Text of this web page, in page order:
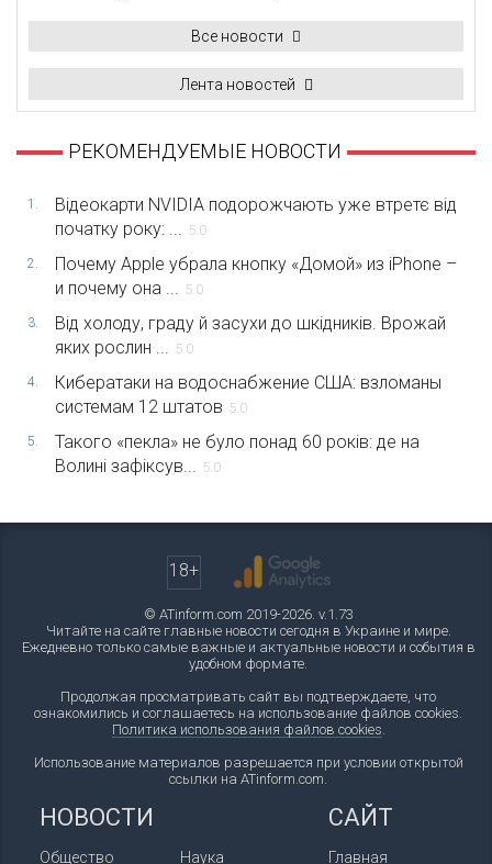
Все новости
Лента новостей
РЕКОМЕНДУЕМЫЕ НОВОСТИ
1.
Відеокарти NVIDIA подорожчають уже втретє від
початку року: ...
5.0
2.
Почему Apple убрала кнопку «Домой» из iPhone –
и почему она ...
5.0
3.
Від холоду, граду й засухи до шкідників. Врожай
яких рослин ...
5.0
4.
Кибератаки на водоснабжение США: взломаны
системам 12 штатов 5.0
5.
Такого «пекла» не було понад 60 років: де на
Волині зафіксув...
5.0
18+
© ATinform.com 2019-2026. v.1.73
Читайте на сайте главные новости сегодня в Украине и мире.
Ежедневно только самые важные и актуальные новости и события в
удобном формате.
Продолжая просматривать сайт вы подтверждаете, что
ознакомились и соглашаетесь на использование файлов cookies.
Политика использования файлов cookies
Использование материалов разрешается при условии открытой
ссылки на ATinform.com.
НОВОСТИ
Общество Наука
САЙТ
Главная